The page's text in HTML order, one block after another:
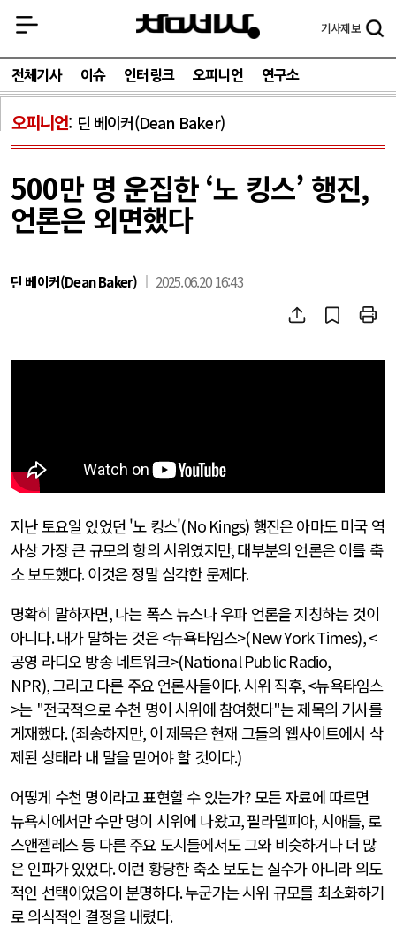
기사제보
전체기사 이슈 인터링크 오피니언 연구소
오피니언 딘 베이커(Dean Baker)
500만 명 운집한 ‘노 킹스’ 행진,
언론은 외면했다
딘 베이커(Dean Baker) 2025.06.20 16:43
지난 토요일 있었던 '노 킹스'(No Kings) 행진은 아마도 미국 역
사상 가장 큰 규모의 항의 시위였지만,대부분의 언론은 이를 축
소 보도했다.이것은 정말 심각한 문제다.
명확히 말하자면,나는 폭스 뉴스나 우파 언론을 지칭하는 것이
아니다.내가 말하는 것은<뉴욕타임스>(New York Times), <
공영 라디오 방송 네트워크>(National Public Radio,
NPR),그리고 다른 주요 언론사들이다.시위 직후, <뉴욕타임스
>는 "전국적으로 수천 명이 시위에 참여했다"는 제목의 기사를
게재했다. (죄송하지만, 이 제목은 현재 그들의 웹사이트에서 삭
제된 상태라 내 말을 믿어야 할 것이다.)
어떻게 수천 명이라고 표현할 수 있는가? 모든 자료에 따르면
뉴욕시에서만 수만 명이 시위에 나왔고,필라델피아,시애틀, 로
스앤젤레스 등 다른 주요 도시들에서도 그와 비슷하거나 더 많
은 인파가 있었다.이런 황당한 축소 보도는 실수가 아니라 의도
적인 선택이었음이 분명하다.누군가는 시위 규모를 최소화하기
로 의식적인 결정을 내렸다.